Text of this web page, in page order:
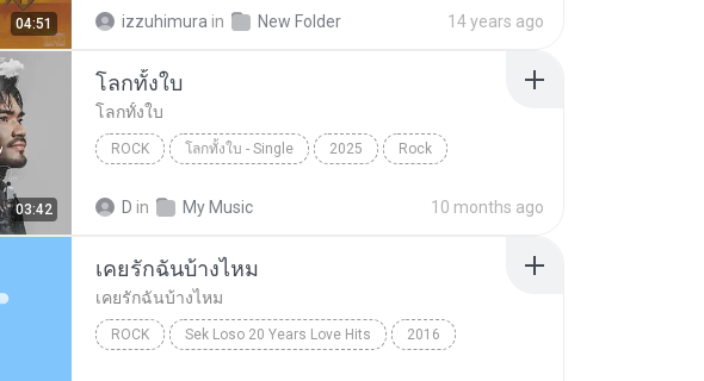
04:51 izzuhimura in New Folder 14 years ago
03:42
โลกทั้งใบ
โลกทั้งใบ
ROCK โลกทั้งใบ - Single 2025 Rock
D in My Music 10 months ago
เคยรักฉันบ้างไหม
เคยรักฉันบ้างไหม
ROCK Sek Loso 20 Years Love Hits 2016